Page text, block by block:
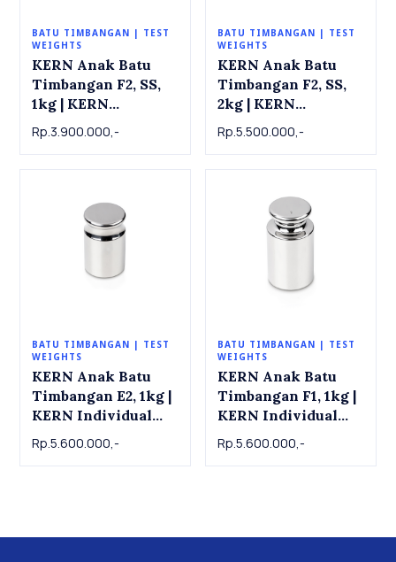
BATU TIMBANGAN | TEST
WEIGHTS
KERN Anak Batu
Timbangan F2, SS,
1kg | KERN
337-11 , OIML Class
Rp.3.900.000,-
BATU TIMBANGAN | TEST
WEIGHTS
KERN Anak Batu
Timbangan F2, SS,
2kg | KERN
337-12 , OIML Class
Rp.5.500.000,-
BATU TIMBANGAN | TEST
WEIGHTS
KERN Anak Batu
Timbangan E2, 1kg |
KERN Individual
weight 316-11 ,
OIML Class E2, 1 kg
Rp.5.600.000,-
BATU TIMBANGAN | TEST
WEIGHTS
KERN Anak Batu
Timbangan F1, 1kg |
KERN Individual
weight 326-11 ,
OIML Class F1, 1 kg
Rp.5.600.000,-